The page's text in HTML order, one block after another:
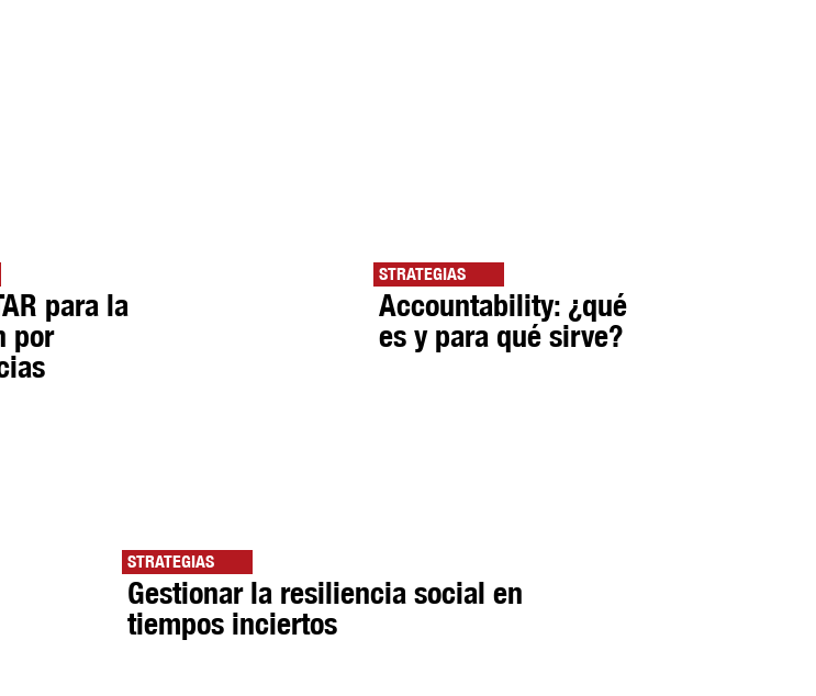
para la
por
STRATEGIAS
Accountability: ¿qué
es y para qué sirve?
STRATEGIAS
Gestionar la resiliencia social en
tiempos inciertos